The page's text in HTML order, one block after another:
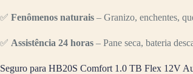
✅ Fenômenos naturais – Granizo, enchentes,
✅ Assistência 24 horas – Pane seca, bateria
Seguro para HB20S Comfort 1.0 TB Flex 12V